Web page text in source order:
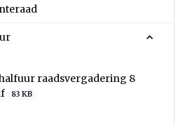
raadsvergadering 8
83 KB